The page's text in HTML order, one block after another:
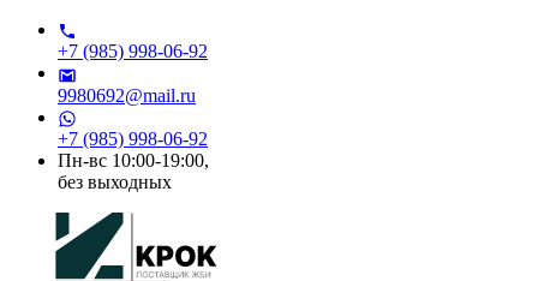
+7 (985) 998-06-92
9980692@mail.ru
+7 (985) 998-06-92
Пн-вс 10:00-19:00,
без выходных